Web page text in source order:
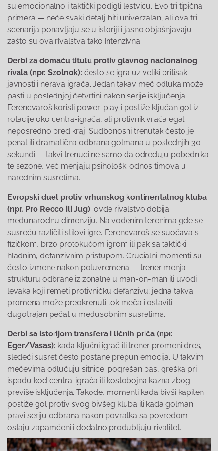
su emocionalno i taktički podigli lestvicu. Evo tri tipična
primera — neće svaki detalj biti univerzalan, ali ova tri
scenarija ponavljaju se u istoriji i jasno objašnjavaju
zašto su ova rivalstva tako intenzivna.
Derbi za domaću titulu protiv glavnog nacionalnog
rivala (npr. Szolnok): često se igra uz veliki pritisak
javnosti i nerava igrača. Jedan takav meč odluka može
pasti u poslednjoj četvrtini nakon serije isključenja:
Ferencvaroš koristi power-play i postiže ključan gol iz
rotacije oko centra-igrača, ali protivnik vraća egal
neposredno pred kraj. Sudbonosni trenutak često je
penal ili dramatična odbrana golmana u poslednjih 30
sekundi — takvi trenuci ne samo da određuju pobednika
te sezone, već menjaju psihološki odnos timova u
narednim susretima.
Evropski duel protiv vrhunskog kontinentalnog kluba
(npr. Pro Recco ili Jug): ovde rivalstvo dobija
međunarodnu dimenziju. Na vodenim terenima gde se
susreću različiti stilovi igre, Ferencvaroš se suočava s
fizičkom, brzo protokućom igrom ili pak sa taktički
hladnim, defanzivnim pristupom. Crucialni momenti su
često izmene nakon poluvremena — trener menja
strukturu odbrane iz zonalne u man-on-man ili uvodi
levaka koji remeti protivničku defanzivu; jedna takva
promena može preokrenuti tok meča i ostaviti
dugotrajan pečat u međusobnim susretima.
Derbi sa istorijom transfera i ličnih priča (npr.
Eger/Vasas): kada ključni igrač ili trener promeni dres,
sledeći susret često postane prepun emocija. U takvim
mečevima odlučuju sitnice: pogrešan pas, greška pri
ispadu kod centra-igrača ili kostobojna kazna zbog
previše isključenja. Takođe, momenti kada bivši kapiten
postiže gol protiv svog bivšeg kluba ili kada golman
pravi seriju odbrana nakon povratka sa povredom
ostaju zapamćeni i dodatno produbljuju rivalitet.